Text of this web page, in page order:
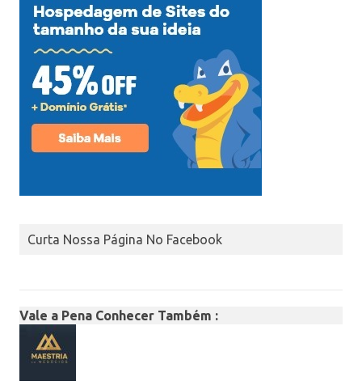
Curta Nossa Página No Facebook
Vale a Pena Conhecer Também :